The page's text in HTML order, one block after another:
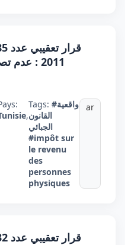
2011 : عدم تصريح بالمداخيل العقارية
,
Tags: #واقعية
القانون
الجبائي
#impôt sur
le revenu
des
personnes
physiques
ar